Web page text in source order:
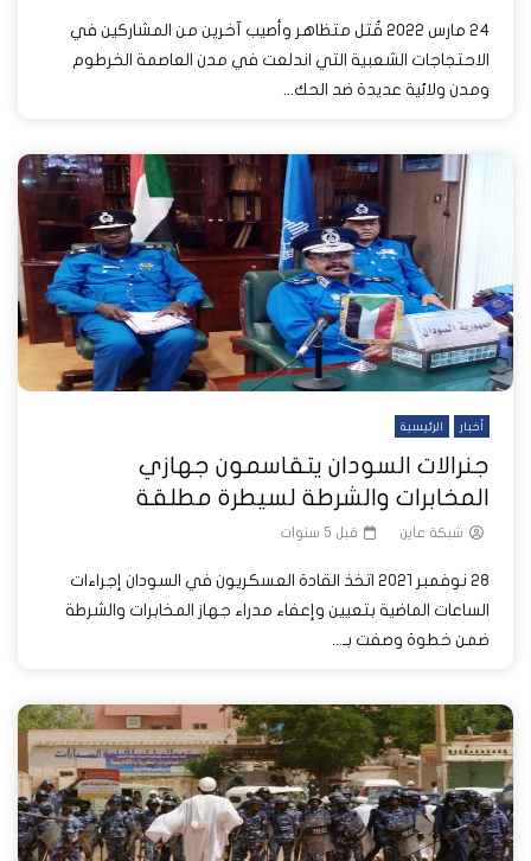
24 مارس 2022 قُتل متظاهر وأصيب آخرين من المشاركين في
الاحتجاجات الشعبية التي اندلعت في مدن العاصمة الخرطوم
ومدن ولائية عديدة ضد الحك...
أخبار الرئيسية
جنرالات السودان يتقاسمون جهازي
المخابرات والشرطة لسيطرة مطلقة
شبكة عاين قبل 5 سنوات
28 نوفمبر 2021 اتخذ القادة العسكريون في السودان إجراءات
الساعات الماضية بتعيين وإعفاء مدراء جهاز المخابرات والشرطة
ضمن خطوة وصفت بـ...